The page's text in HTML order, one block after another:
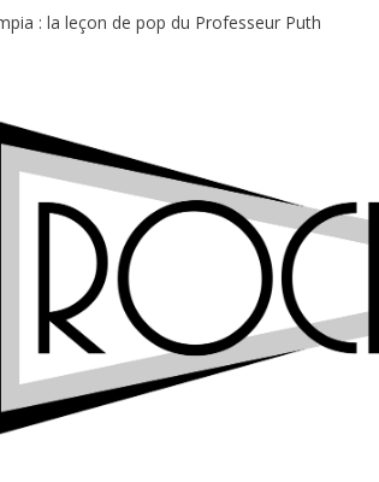
: la leçon de pop du Professeur Puth
Midgard Festival : entre bière, métal et